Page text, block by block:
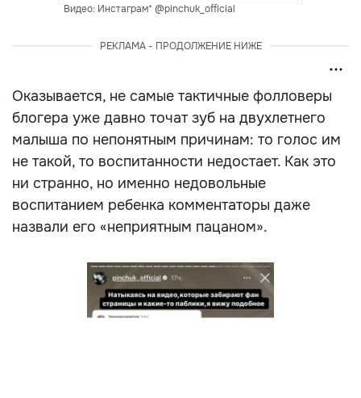
Видео: Инстаграм* @pinchuk_official
РЕКЛАМА - ПРОДОЛЖЕНИЕ НИЖЕ
Оказывается, не самые тактичные фолловеры
блогера уже давно точат зуб на двухлетнего
малыша по непонятным причинам: то голос им
не такой, то воспитанности недостает. Как это
ни странно, но именно недовольные
воспитанием ребенка комментаторы даже
назвали его «неприятным пацаном».